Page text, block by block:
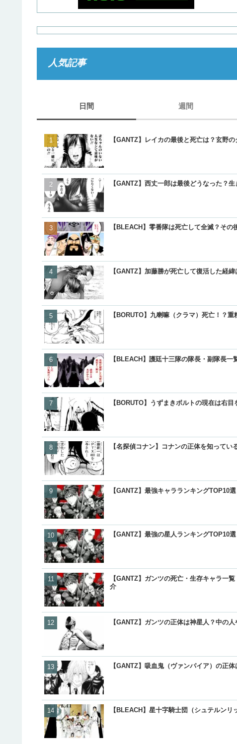
人気記事
日間
【GANTZ】レイカの最後と死亡は？玄野
【GANTZ】西丈一郎は最後どうなった？
【BLEACH】零番隊は死亡して全滅？その
【GANTZ】加藤勝が死亡して復活した経
【BORUTO】九喇嘛（クラマ）死亡！？
【BLEACH】護廷十三隊の隊長・副隊長一
【BORUTO】うずまきボルトの現在は右
【名探偵コナン】コナンの正体を知ってい
【GANTZ】最強キャラランキングTOP10
【GANTZ】最強の星人ランキングTOP10
【GANTZ】ガンツの死亡・生存キャラ一
介
【GANTZ】ガンツの正体は神星人？中の
【GANTZ】吸血鬼（ヴァンパイア）の正
【BLEACH】星十字騎士団（シュテルン
週間
【
【
【
【
【
【
【
【
【
【
【
【
【
【
【
【
【
【
【
【
【
【
【
【
【
【
【
【
【
【
【
【
【
【
【
【